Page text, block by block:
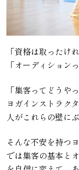
「資格は取ったけ
「オーディション
「集客ってどうや
ヨガインストラク
人がこれらの壁に
そんな不安を持つ
では集客の基本と